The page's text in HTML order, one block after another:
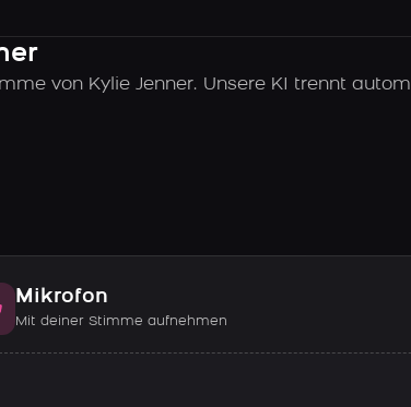
von Kylie Jenner. Unsere KI trennt
Mikrofon
Mit deiner Stimme aufnehmen